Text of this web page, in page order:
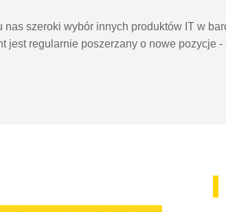
nas szeroki wybór innych produktów IT w
jest regularnie poszerzany o nowe pozycje -